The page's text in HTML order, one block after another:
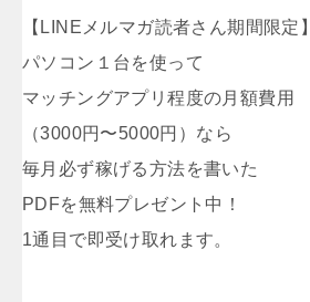
【LINEメルマガ読者さん期間限定】
パソコン１台を使って
マッチングアプリ程度の月額費用
（3000円〜5000円）なら
毎月必ず稼げる方法を書いた
PDFを無料プレゼント中！
1通目で即受け取れます。